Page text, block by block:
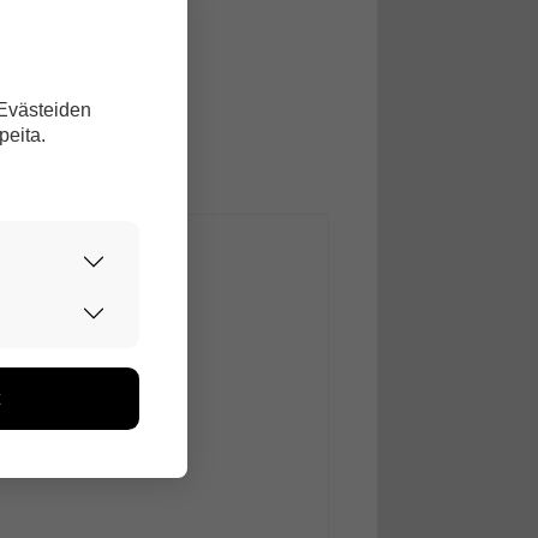
kerätään
Emme